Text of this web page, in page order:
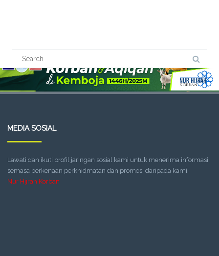
MEDIA SOSIAL
Lawati dan ikuti profil jaringan sosial kami untuk menerima informasi
semasa berkenaan perkhidmatan dan promosi daripada kami.
Nur Hijrah Korban